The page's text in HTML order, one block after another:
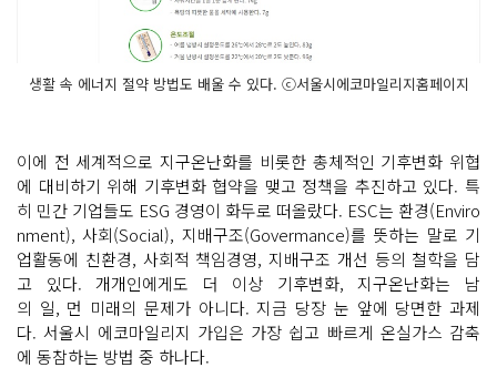
생활 속 에너지 절약 방법도 배울 수 있다. ⓒ서울시에코마일리지홈페이지
이에 전 세계적으로 지구온난화를 비롯한 총체적인 기후변화 위협
에 대비하기 위해 기후변화 협약을 맺고 정책을 추진하고 있다. 특
히 민간 기업들도 ESG 경영이 화두로 떠올랐다. ESC는 환경(Enviro
nment), 사회(Social), 지배구조(Govermance)를 뜻하는 말로 기
업활동에 친환경, 사회적 책임경영, 지배구조 개선 등의 철학을 담
고 있다. 개개인에게도 더 이상 기후변화, 지구온난화는 남
의 일, 먼 미래의 문제가 아니다. 지금 당장 눈 앞에 당면한 과제
다. 서울시 에코마일리지 가입은 가장 쉽고 빠르게 온실가스 감축
에 동참하는 방법 중 하나다.